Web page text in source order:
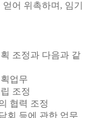
어 위촉하며 , 임기
조정과 다음과 같
업무
조정
협력 조정
회 등에 관한 업무